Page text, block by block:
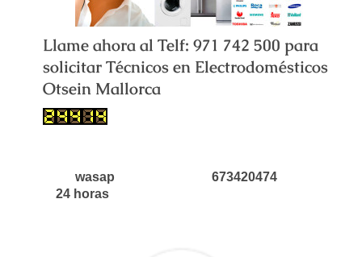
Llame ahora al Telf: 971 742 500 para
solicitar Técnicos en Electrodomésticos
Otsein Mallorca
wasap 673420474
24 horas